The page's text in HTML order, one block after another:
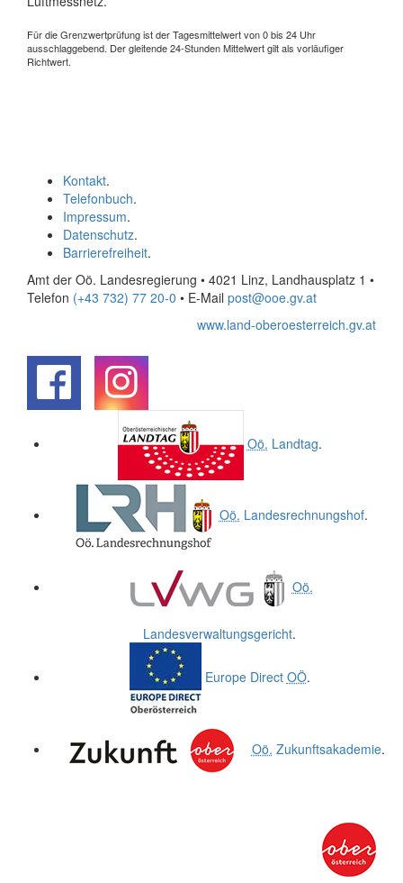
Für die Grenzwertprüfung ist der Tagesmittelwert von 0 bis 24 Uhr
ausschlaggebend. Der gleitende 24-Stunden Mittelwert gilt als vorläufiger
Richtwert.
Kontakt.
Telefonbuch.
Impressum.
Datenschutz.
Barrierefreiheit.
Amt der Oö. Landesregierung • 4021 Linz, Landhausplatz 1 •
Telefon (+43 732) 77 20-0 • E-Mail post@ooe.gv.at
www.land-oberoesterreich.gv.at
Oö. Landtag.
Oö. Landesrechnungshof.
Oö.
Landesverwaltungsgericht.
Europe Direct OÖ.
Oö. Zukunftsakademie.